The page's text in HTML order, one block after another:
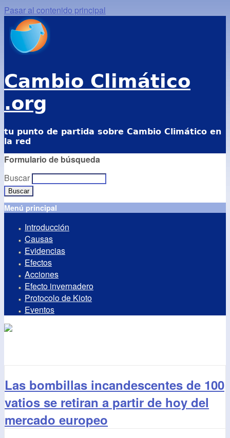
Pasar al contenido principal
Cambio Climático
.org
tu punto de partida sobre Cambio Climático en
la red
Formulario de búsqueda
Buscar
Menú principal
Introducción
Causas
Evidencias
Efectos
Acciones
Efecto invernadero
Protocolo de Kioto
Eventos
Las bombillas incandescentes de 100
vatios se retiran a partir de hoy del
mercado europeo